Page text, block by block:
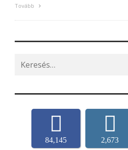
Tovább
Search
for:
84,145 2,673